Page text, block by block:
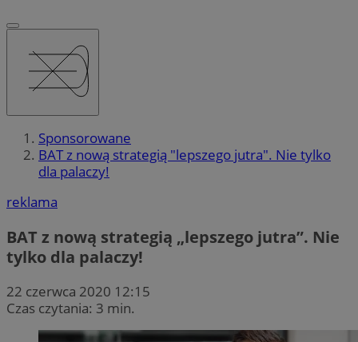
Sponsorowane
BAT z nową strategią "lepszego jutra". Nie tylko
dla palaczy!
reklama
BAT z nową strategią „lepszego jutra”. Nie
tylko dla palaczy!
22 czerwca 2020 12:15
Czas czytania: 3 min.